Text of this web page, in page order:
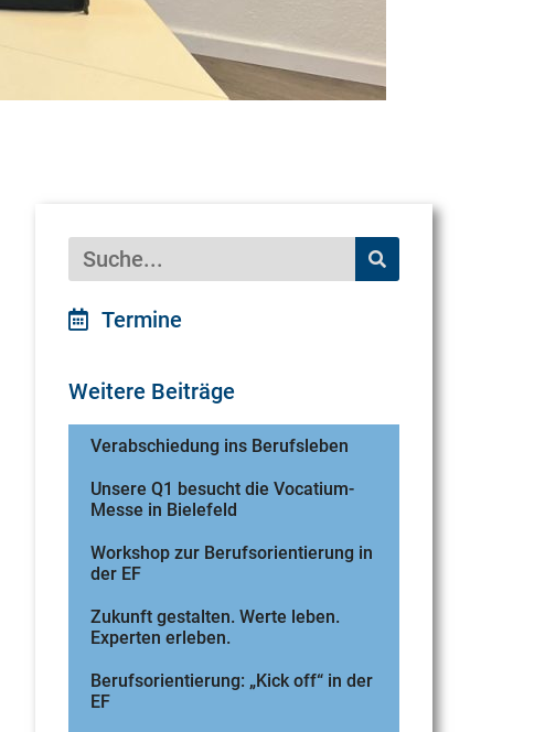
Termine
Weitere Beiträge
Verabschiedung ins Berufsleben
Unsere Q1 besucht die Vocatium-
Messe in Bielefeld
Workshop zur Berufsorientierung in
der EF
Zukunft gestalten. Werte leben.
Experten erleben.
Berufsorientierung: „Kick off“ in der
EF